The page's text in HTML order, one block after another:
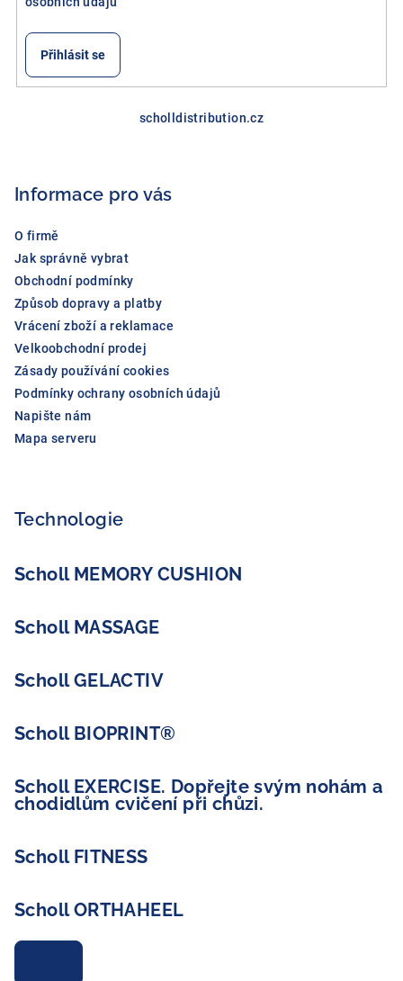
Přihlásit se
scholldistribution.cz
Informace pro vás
O firmě
Jak správně vybrat
Obchodní podmínky
Způsob dopravy a platby
Vrácení zboží a reklamace
Velkoobchodní prodej
Zásady používání cookies
Podmínky ochrany osobních údajů
Napište nám
Mapa serveru
Technologie
Scholl MEMORY CUSHION
Scholl MASSAGE
Scholl GELACTIV
Scholl BIOPRINT®
Scholl EXERCISE. Dopřejte svým nohám a
chodidlům cvičení při chůzi.
Scholl FITNESS
Scholl ORTHAHEEL